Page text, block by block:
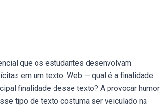
que os estudantes desenvolvam
em um texto. Web — qual é a finalidade
finalidade desse texto? A provocar humor
tipo de texto costuma ser veiculado na